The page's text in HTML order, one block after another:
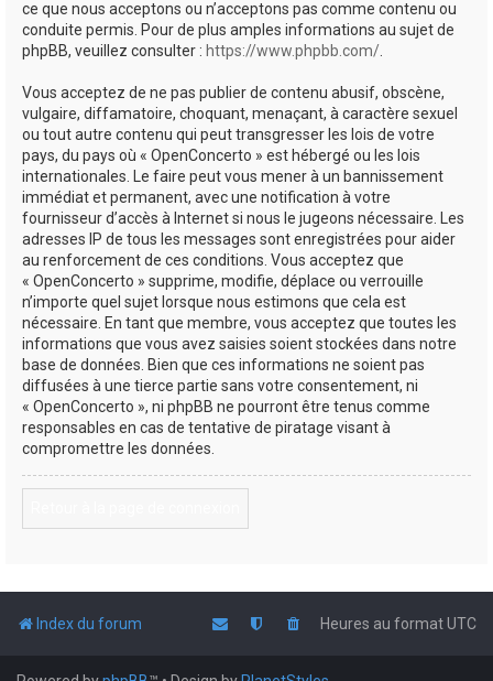
ce que nous acceptons ou n’acceptons pas comme contenu ou
conduite permis. Pour de plus amples informations au sujet de
phpBB, veuillez consulter : https://www.phpbb.com/.
Vous acceptez de ne pas publier de contenu abusif, obscène,
vulgaire, diffamatoire, choquant, menaçant, à caractère sexuel
ou tout autre contenu qui peut transgresser les lois de votre
pays, du pays où « OpenConcerto » est hébergé ou les lois
internationales. Le faire peut vous mener à un bannissement
immédiat et permanent, avec une notification à votre
fournisseur d’accès à Internet si nous le jugeons nécessaire. Les
adresses IP de tous les messages sont enregistrées pour aider
au renforcement de ces conditions. Vous acceptez que
« OpenConcerto » supprime, modifie, déplace ou verrouille
n’importe quel sujet lorsque nous estimons que cela est
nécessaire. En tant que membre, vous acceptez que toutes les
informations que vous avez saisies soient stockées dans notre
base de données. Bien que ces informations ne soient pas
diffusées à une tierce partie sans votre consentement, ni
« OpenConcerto », ni phpBB ne pourront être tenus comme
responsables en cas de tentative de piratage visant à
compromettre les données.
Index du forum Heures au formatUTC